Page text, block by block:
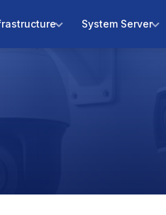
System Server